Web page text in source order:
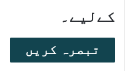
کےلیے۔